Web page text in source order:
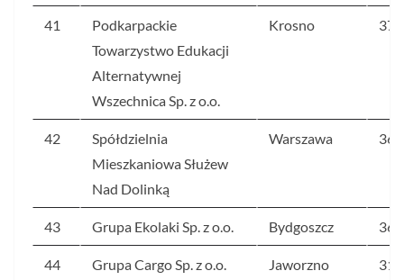
41
Podkarpackie
Towarzystwo Edukacji
Alternatywnej
Wszechnica Sp. z o.o.
Krosno 375
42
Spółdzielnia
Mieszkaniowa Służew
Nad Dolinką
Warszawa 365
43 Grupa Ekolaki Sp. z o.o. Bydgoszcz 362
44
Grupa Cargo Sp. z o.o.
Jaworzno 311